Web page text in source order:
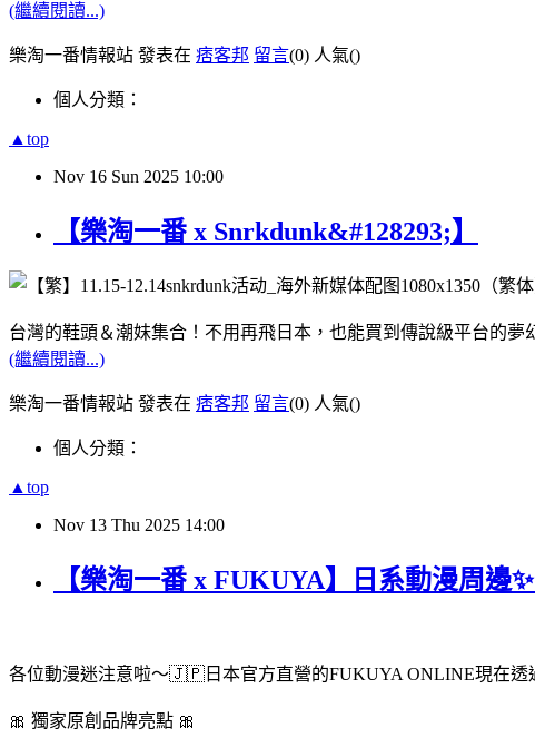
(繼續閱讀...)
樂淘一番情報站 發表在 痞客邦 留言(0) 人氣()
個人分類：
▲top
Nov 16 Sun 2025 10:00
【樂淘一番 x Snrkdunk&#128293;】
台灣的鞋頭＆潮妹集合！不用再飛日本，也能買到傳說級平台的夢
(繼續閱讀...)
樂淘一番情報站 發表在 痞客邦 留言(0) 人氣()
個人分類：
▲top
Nov 13 Thu 2025 14:00
【樂淘一番 x FUKUYA】日系動漫周邊
各位動漫迷注意啦～🇯🇵日本官方直營的FUKUYA ONLINE現在透
🎀 獨家原創品牌亮點 🎀